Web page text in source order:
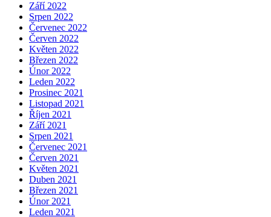
Září 2022
Srpen 2022
Červenec 2022
Červen 2022
Květen 2022
Březen 2022
Únor 2022
Leden 2022
Prosinec 2021
Listopad 2021
Říjen 2021
Září 2021
Srpen 2021
Červenec 2021
Červen 2021
Květen 2021
Duben 2021
Březen 2021
Únor 2021
Leden 2021